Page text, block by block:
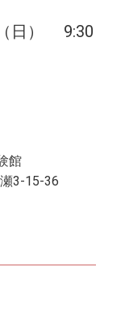
日） 9:30
館
3-15-36